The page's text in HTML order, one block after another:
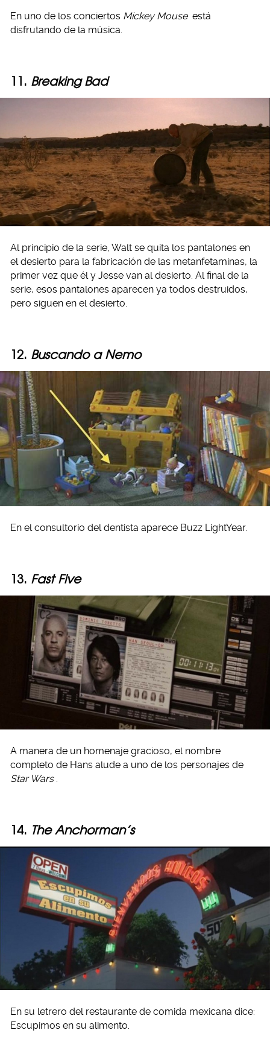
En uno de los conciertos Mickey Mouse está
disfrutando de la música.
11. Breaking Bad
Al principio de la serie, Walt se quita los pantalones en
el desierto para la fabricación de las metanfetaminas, la
primer vez que él y Jesse van al desierto. Al final de la
serie, esos pantalones aparecen ya todos destruidos,
pero siguen en el desierto.
12. Buscando a Nemo
En el consultorio del dentista aparece Buzz LightYear.
13. Fast Five
A manera de un homenaje gracioso, el nombre
completo de Hans alude a uno de los personajes de
Star Wars
14. The Anchorman’s
En su letrero del restaurante de comida mexicana dice:
Escupimos en su alimento.